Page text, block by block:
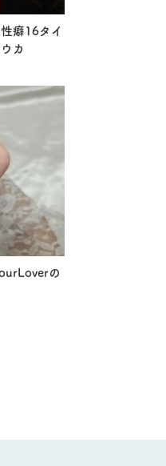
癖16タイ
カ
の